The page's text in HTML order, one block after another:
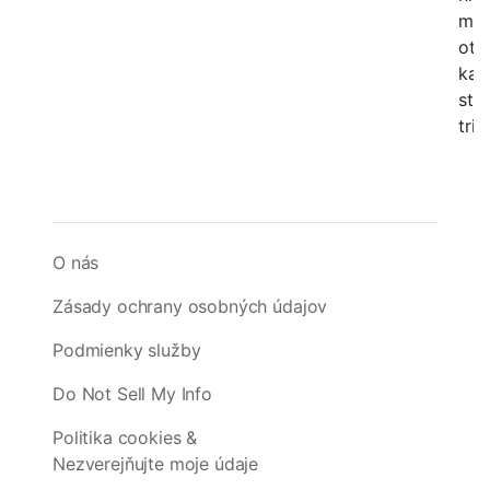
O nás
Zásady ochrany osobných údajov
Podmienky služby
Do Not Sell My Info
Politika cookies &
Nezverejňujte moje údaje